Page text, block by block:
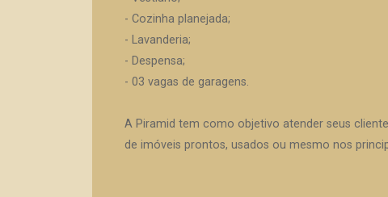
- Cozinha planejada;
- Lavanderia;
- Despensa;
- 03 vagas de garagens.
A Piramid tem como objetivo atender seus
de imóveis prontos, usados ou mesmo nos